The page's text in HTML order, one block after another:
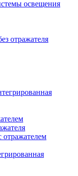
освещения
отражателя
отражателем